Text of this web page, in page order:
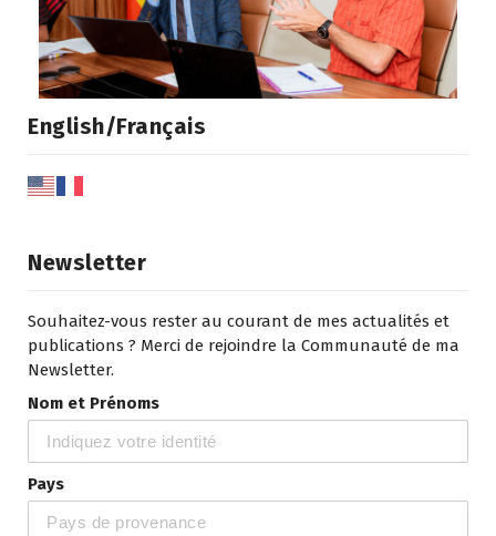
English/Français
Newsletter
Souhaitez-vous rester au courant de mes actualités et
publications ? Merci de rejoindre la Communauté de ma
Newsletter.
Nom et Prénoms
Pays